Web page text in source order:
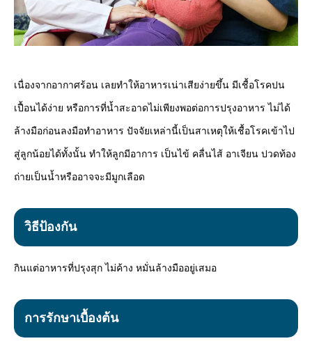
เนื่องจากอากาศร้อน เลยทำให้อาหารเน่าเสียง่ายขึ้น มีเชื้อโรคปน
เปื้อนได้ง่าย หรือการที่น้ำสะอาดไม่เพียงพอต่อการปรุงอาหาร ไม่ได้
ล้างมือก่อนลงมือทำอาหาร ปัจจัยเหล่านี้เป็นสาเหตุให้เชื้อโรคเข้าไป
สู่ลูกน้อยได้ทั้งนั้น ทำให้ลูกมีอาการ เป็นไข้ คลื่นไส้ อาเจียน ปวดท้อง
ถ่ายเป็นน้ำหรืออาจจะมีมูกเลือด
วิธีป้องกัน
กินแต่อาหารที่ปรุงสุก ไม่ค้าง หมั่นล้างมืออยู่เสมอ
การรักษาเบื้องต้น